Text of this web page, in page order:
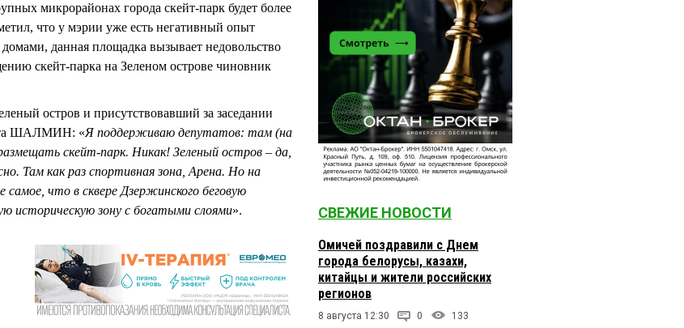
микрорайонах города скейт-парк будет более
что у мэрии уже есть негативный опыт
данная площадка вызывает недовольство
скейт-парка на Зеленом острове чиновник
остров и присутствовавший за заседании
ШАЛМИН: «Я поддерживаю депутатов: там (на
скейт-парк. Никак! Зеленый остров – да,
Там как раз спортивная зона, Арена. Но на
что в сквере Дзержинского беговую
историческую зону с богатыми слоями». СВЕЖИЕ НОВОСТИ
Омичей поздравили с Днем
города белорусы, казахи,
китайцы и жители российских
регионов
8 августа 12:30 0 133